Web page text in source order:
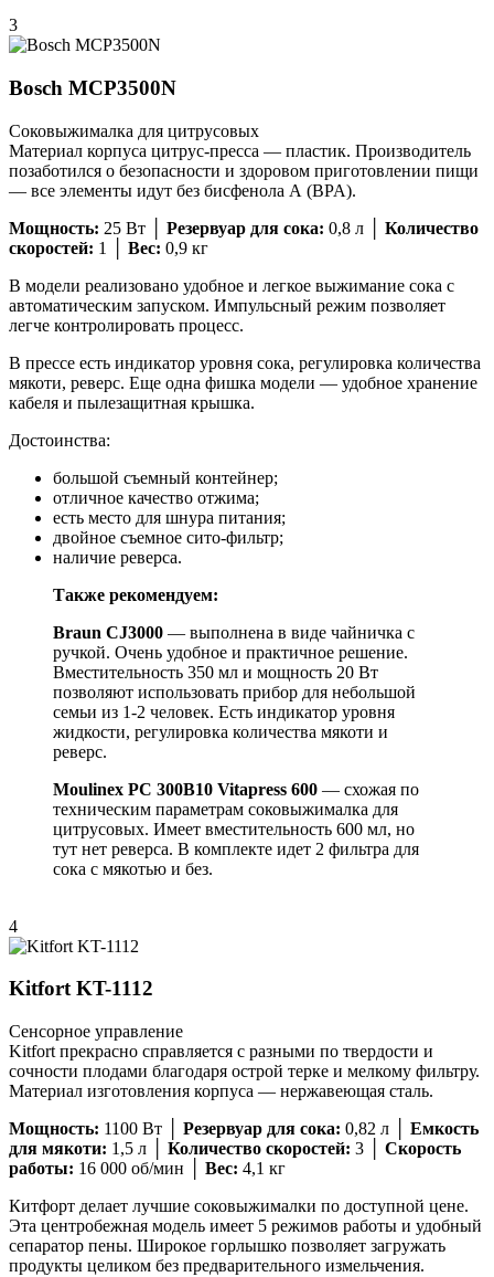
3
Bosch MCP3500N
Соковыжималка для цитрусовых
Материал корпуса цитрус-пресса — пластик. Производитель
позаботился о безопасности и здоровом приготовлении пищи
— все элементы идут без бисфенола А (BPA).
Мощность: 25 Вт │ Резервуар для сока: 0,8 л │ Количество
скоростей: 1 │ Вес: 0,9 кг
В модели реализовано удобное и легкое выжимание сока с
автоматическим запуском. Импульсный режим позволяет
легче контролировать процесс.
В прессе есть индикатор уровня сока, регулировка количества
мякоти, реверс. Еще одна фишка модели — удобное хранение
кабеля и пылезащитная крышка.
Достоинства:
большой съемный контейнер;
отличное качество отжима;
есть место для шнура питания;
двойное съемное сито-фильтр;
наличие реверса.
Также рекомендуем:
Braun CJ3000 — выполнена в виде чайничка с
ручкой. Очень удобное и практичное решение.
Вместительность 350 мл и мощность 20 Вт
позволяют использовать прибор для небольшой
семьи из 1-2 человек. Есть индикатор уровня
жидкости, регулировка количества мякоти и
реверс.
Moulinex PC 300B10 Vitapress 600 — схожая по
техническим параметрам соковыжималка для
цитрусовых. Имеет вместительность 600 мл, но
тут нет реверса. В комплекте идет 2 фильтра для
сока с мякотью и без.
4
Kitfort KT-1112
Сенсорное управление
Kitfort прекрасно справляется с разными по твердости и
сочности плодами благодаря острой терке и мелкому фильтру.
Материал изготовления корпуса — нержавеющая сталь.
Мощность: 1100 Вт │ Резервуар для сока: 0,82 л │ Емкость
для мякоти: 1,5 л │ Количество скоростей: 3 │ Скорость
работы: 16 000 об/мин │ Вес: 4,1 кг
Китфорт делает лучшие соковыжималки по доступной цене.
Эта центробежная модель имеет 5 режимов работы и удобный
сепаратор пены. Широкое горлышко позволяет загружать
продукты целиком без предварительного измельчения.